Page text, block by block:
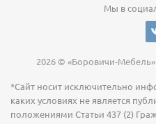
Мы в
2026 © «Боровичи-
*Сайт носит исключительно
каких условиях не является
положениями Статьи 437 (2)